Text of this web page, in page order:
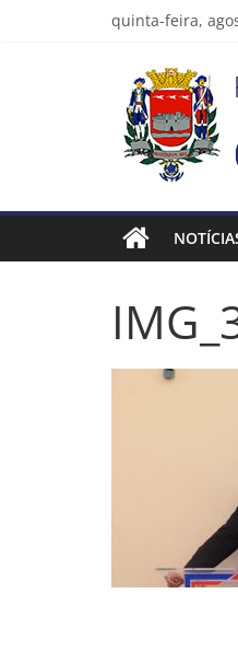
quinta-feira,
Prefeitura
Estância
Turística